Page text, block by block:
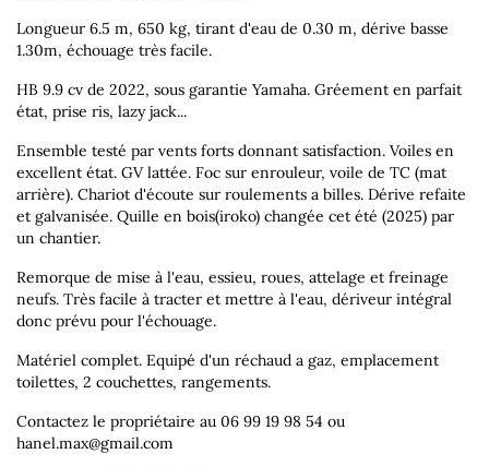
Longueur 6.5 m, 650 kg, tirant d'eau de 0.30 m, dérive basse
1.30m, échouage très facile.
HB 9.9 cv de 2022, sous garantie Yamaha. Gréement en parfait
état, prise ris, lazy jack...
Ensemble testé par vents forts donnant satisfaction. Voiles en
excellent état. GV lattée. Foc sur enrouleur, voile de TC (mat
arrière). Chariot d'écoute sur roulements a billes. Dérive refaite
et galvanisée. Quille en bois(iroko) changée cet été (2025) par
un chantier.
Remorque de mise à l'eau, essieu, roues, attelage et freinage
neufs. Très facile à tracter et mettre à l'eau, dériveur intégral
donc prévu pour l'échouage.
Matériel complet. Equipé d'un réchaud a gaz, emplacement
toilettes, 2 couchettes, rangements.
Contactez le propriétaire au 06 99 19 98 54 ou
hanel.max@gmail.com